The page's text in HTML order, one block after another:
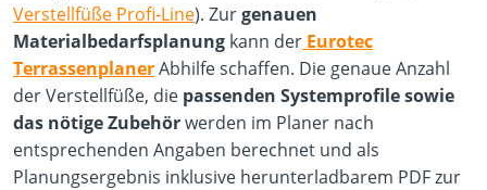
Verstellfüße Profi-Line). Zurgenauen
Materialbedarfsplanung kann der Eurotec
TerrassenplanerAbhilfe schaffen. Die genaue Anzahl
der Verstellfüße, die passenden Systemprofile sowie
das nötige Zubehörwerden im Planer nach
entsprechenden Angaben berechnet und als
Planungsergebnis inklusive herunterladbarem PDF zur